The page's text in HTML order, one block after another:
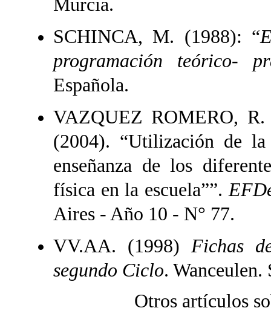
Murcia.
SCHINCA, M. (1988): “
programación teórico-
Española.
VAZQUEZ ROMERO,
(2004). “Utilización de
enseñanza de los
física en la escuela””.
Aires - Año 10 - N° 77.
VV.AA. (1998) Fichas
segundo Ciclo. Wanceulen.
Otros artículos